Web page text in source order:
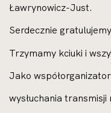
Ławrynowicz-Just.
Serdecznie
Trzymamy kciuki i
Jako
wysłuchania